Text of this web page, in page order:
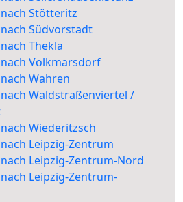
Stötteritz
Südvorstadt
Thekla
Volkmarsdorf
Wahren
Waldstraßenviertel /
Wiederitzsch
Leipzig-Zentrum
Leipzig-Zentrum-Nord
Leipzig-Zentrum-